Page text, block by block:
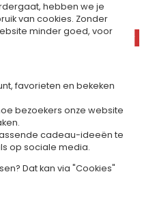
4,50 (2 Reviews)
hebben we je
van cookies. Zonder
minder goed, voor
favorieten en bekeken
bezoekers onze website
cadeau-ideeën te
op sociale media.
Dat kan via "Cookies"